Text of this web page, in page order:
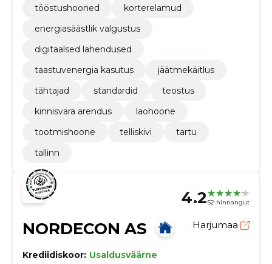
tööstushooned
korterelamud
energiasäästlik valgustus
digitaalsed lahendused
taastuvenergia kasutus
jäätmekäitlus
tähtajad
standardid
teostus
kinnisvara arendus
laohoone
tootmishoone
telliskivi
tartu
tallinn
4.252 hinnangut
NORDECON AS Harjumaa
Krediidiskoor: Usaldusväärne